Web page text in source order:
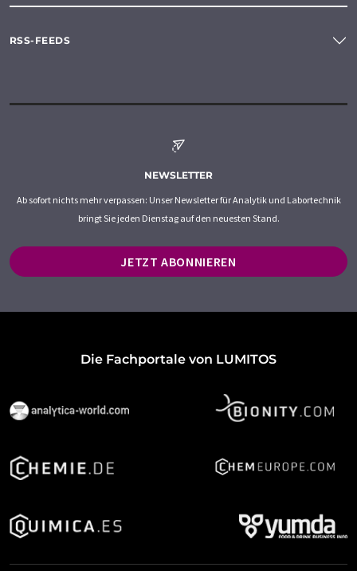
RSS-FEEDS
NEWSLETTER
Ab sofort nichts mehr verpassen: Unser Newsletter für Analytik und Labortechnik
bringt Sie jeden Dienstag auf den neuesten Stand.
JETZT ABONNIEREN
Die Fachportale von LUMITOS